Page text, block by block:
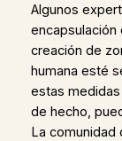
Algunos
creación de
humana esté
estas
de hecho,
La comunidad